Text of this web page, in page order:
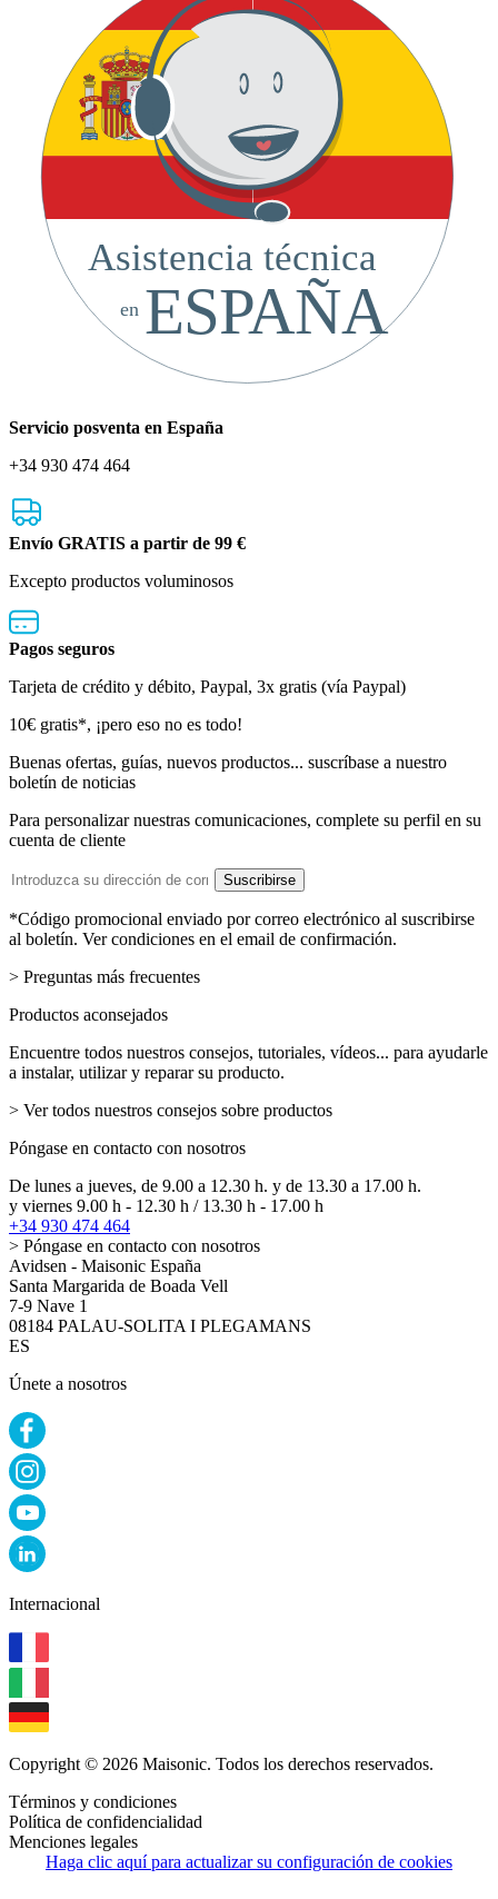
Asistencia técnica
ESPAÑA
en
Servicio posventa en España
+34 930 474 464
Envío GRATIS a partir de 99 €
Excepto productos voluminosos
Pagos seguros
Tarjeta de crédito y débito, Paypal, 3x gratis (vía Paypal)
Boletín
de
noticias
10€ gratis*, ¡pero eso no es todo!
Buenas ofertas, guías, nuevos productos... suscríbase a nuestro
boletín de noticias
Para personalizar nuestras comunicaciones, complete su perfil en su
cuenta de cliente
Dirección
email
Suscribirse
*Código promocional enviado por correo electrónico al suscribirse
al boletín. Ver condiciones en el email de confirmación.
> Preguntas más frecuentes
Productos aconsejados
Encuentre todos nuestros consejos, tutoriales, vídeos... para ayudarle
a instalar, utilizar y reparar su producto.
> Ver todos nuestros consejos sobre productos
Póngase en contacto con nosotros
De lunes a jueves, de 9.00 a 12.30 h. y de 13.30 a 17.00 h.
y viernes 9.00 h - 12.30 h / 13.30 h - 17.00 h
+34 930 474 464
> Póngase en contacto con nosotros
Avidsen - Maisonic España
Santa Margarida de Boada Vell
7-9 Nave 1
08184 PALAU-SOLITA I PLEGAMANS
ES
Únete a nosotros
Internacional
Copyright © 2026 Maisonic. Todos los derechos reservados.
Términos y condiciones
Política de confidencialidad
Menciones legales
Haga clic aquí para actualizar su configuración de cookies